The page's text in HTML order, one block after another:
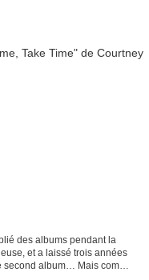
des albums pendant la
et a laissé trois années
second album… Mais comme